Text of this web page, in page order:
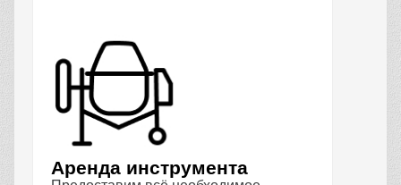
Аренда инструмента